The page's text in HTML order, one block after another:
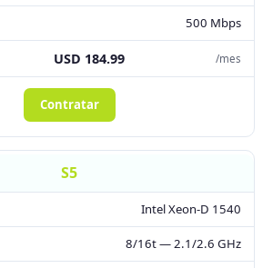
500 Mbps
USD 184.99 /mes
Contratar
S5
Intel Xeon-D 1540
8/16t — 2.1/2.6 GHz